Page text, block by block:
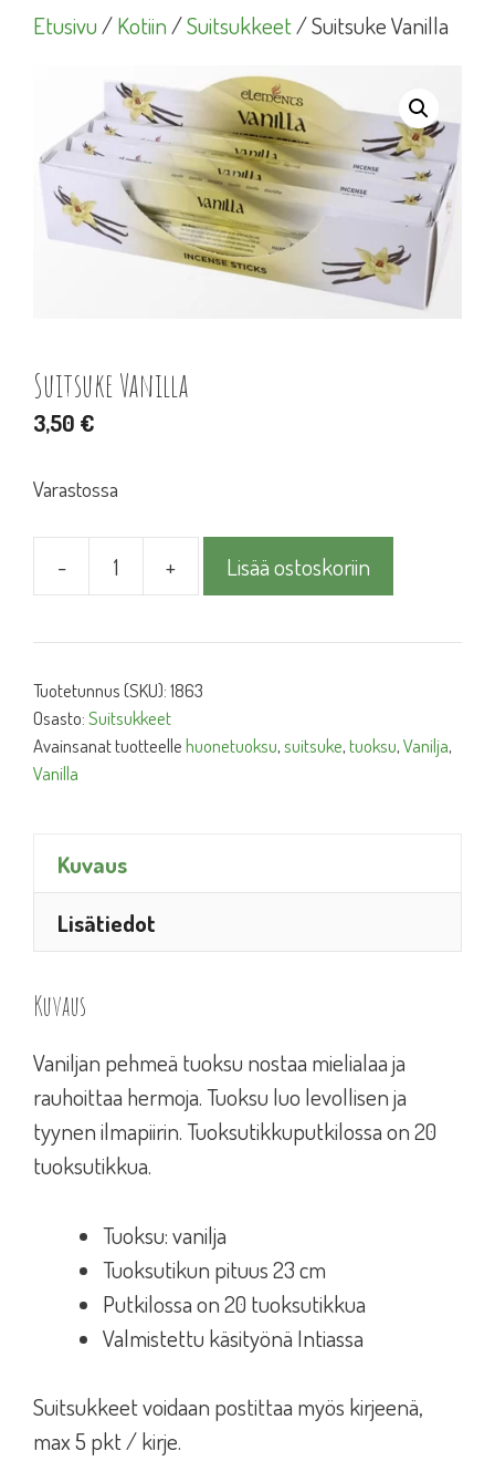
Etusivu/Kotiin/Suitsukkeet/ Suitsuke Vanilla
Suitsuke Vanilla
3,50 €
Varastossa
-
Suitsuke
määrä
+ Lisää ostoskoriin
Tuotetunnus (SKU):1863
Osasto:Suitsukkeet
Avainsanat tuotteellehuonetuoksu,suitsuke,tuoksu,Vanilja,
Vanilla
Kuvaus
Lisätiedot
Kuvaus
Vaniljan pehmeä tuoksu nostaa mielialaa ja
rauhoittaa hermoja. Tuoksu luo levollisen ja
tyynen ilmapiirin. Tuoksutikkuputkilossa on 20
tuoksutikkua.
Tuoksu: vanilja
Tuoksutikun pituus 23 cm
Putkilossa on 20 tuoksutikkua
Valmistettu käsityönä Intiassa
Suitsukkeet voidaan postittaa myös kirjeenä,
max 5 pkt / kirje.